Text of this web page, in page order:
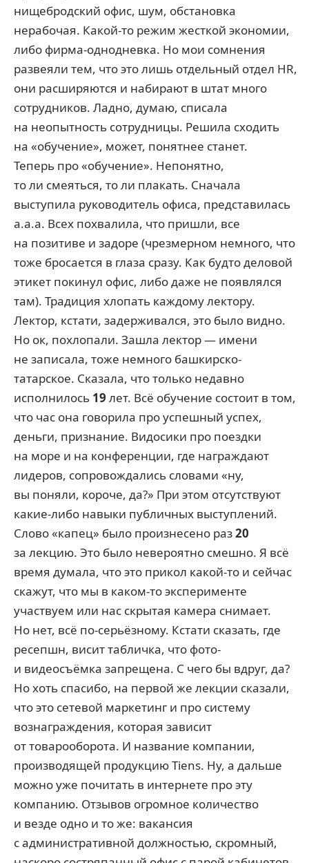
нищебродский офис, шум, обстановка
нерабочая. Какой-то режим жесткой экономии,
либо фирма-однодневка. Но мои сомнения
развеяли тем, что это лишь отдельный отдел HR,
они расширяются и набирают в штат много
сотрудников. Ладно, думаю, списала
на неопытность сотрудницы. Решила сходить
на «обучение», может, понятнее станет.
Теперь про «обучение». Непонятно,
то ли смеяться, то ли плакать. Сначала
выступила руководитель офиса, представилась
а.а.а. Всех похвалила, что пришли, все
на позитиве и задоре (чрезмерном немного, что
тоже бросается в глаза сразу. Как будто деловой
этикет покинул офис, либо даже не появлялся
там). Традиция хлопать каждому лектору.
Лектор, кстати, задерживался, это было видно.
Но ок, похлопали. Зашла лектор — имени
не записала, тоже немного башкирско-
татарское. Сказала, что только недавно
исполнилось 19 лет. Всё обучение состоит в том,
что час она говорила про успешный успех,
деньги, признание. Видосики про поездки
на море и на конференции, где награждают
лидеров, сопровождались словами «ну,
вы поняли, короче, да?» При этом отсутствуют
какие-либо навыки публичных выступлений.
Слово «капец» было произнесено раз20
за лекцию. Это было невероятно смешно. Я всё
время думала, что это прикол какой-то и сейчас
скажут, что мы в каком-то эксперименте
участвуем или нас скрытая камера снимает.
Но нет, всё по-серьёзному. Кстати сказать, где
ресепшн, висит табличка, что фото-
и видеосъёмка запрещена. С чего бы вдруг, да?
Но хоть спасибо, на первой же лекции сказали,
что это сетевой маркетинг и про систему
вознаграждения, которая зависит
от товарооборота. И название компании,
производящей продукцию Tiens. Ну, а дальше
можно уже почитать в интернете про эту
компанию. Отзывов огромное количество
и везде одно и то же: вакансия
с административной должностью, скромный,